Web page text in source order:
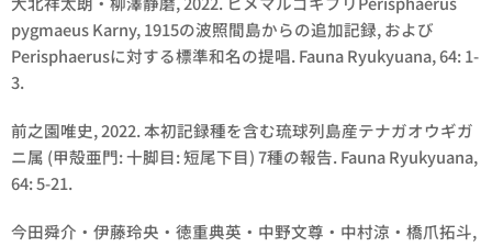
pygmaeusKarny, 1915の波照間島からの追加記録, および
Perisphaerusに対する標準和名の提唱. Fauna Ryukyuana, 64: 1-
3.
前之園唯史, 2022. 本初記録種を含む琉球列島産テナガオウギガ
ニ属 (甲殻亜門: 十脚目: 短尾下目) 7種の報告. Fauna Ryukyuana,
64: 5-21.
今田舜介・伊藤玲央・徳重典英・中野文尊・中村涼・橋爪拓斗,